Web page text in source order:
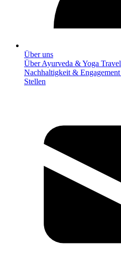
Über uns
Über Ayurveda & Yoga Travel
Nachhaltigkeit & Engagement
Stellen